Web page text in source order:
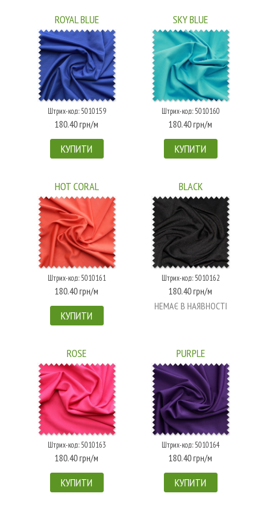
ROYAL BLUE
Штрих-код: 5010159
180.40 грн/м
КУПИТИ
SKY BLUE
Штрих-код: 5010160
180.40 грн/м
КУПИТИ
HOT CORAL
Штрих-код: 5010161
180.40 грн/м
КУПИТИ
BLACK
Штрих-код: 5010162
180.40 грн/м
НЕМАЄ В НАЯВНОСТІ
ROSE
Штрих-код: 5010163
180.40 грн/м
КУПИТИ
PURPLE
Штрих-код: 5010164
180.40 грн/м
КУПИТИ